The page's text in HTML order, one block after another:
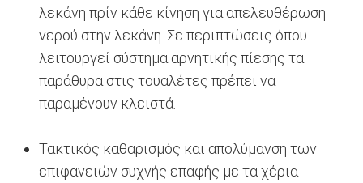
λεκάνη πρίν κάθε κίνηση για απελευθέρωση
νερού στην λεκάνη. Σε περιπτώσεις όπου
λειτουργεί σύστημα αρνητικής πίεσης τα
παράθυρα στις τουαλέτες πρέπει να
παραμένουν κλειστά.
Τακτικός καθαρισμός και απολύμανση των
επιφανειών συχνής επαφής με τα χέρια